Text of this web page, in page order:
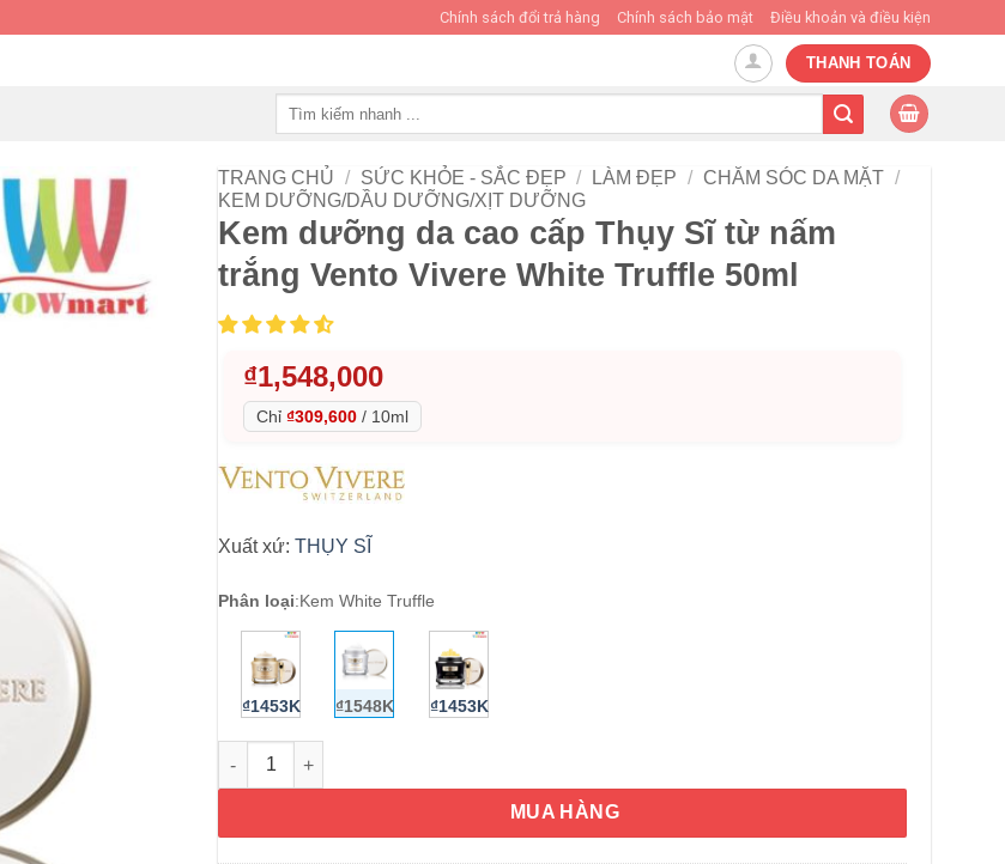
Chính sách đổi trả hàng Chính sách bảo mật Điều khoản và điều kiện
THANH TOÁN
TRANG CHỦ / SỨC KHỎE - SẮC ĐẸP / LÀM ĐẸP / CHĂM SÓC DA MẶT /
KEM DƯỠNG/DẦU DƯỠNG/XỊT DƯỠNG
Kem dưỡng da cao cấp Thụy Sĩ từ nấm
trắng Vento Vivere White Truffle 50ml
₫1,548,000
Chỉ ₫309,600 / 10ml
Xuất xứ: THỤY SĨ
Phân loại:Kem White Truffle
₫1453K ₫1548K ₫1453K
Kem dưỡng da cao cấp Thụy Sĩ từ nấm trắng Vento Vivere White Truffle 50ml số lượng
MUA HÀNG